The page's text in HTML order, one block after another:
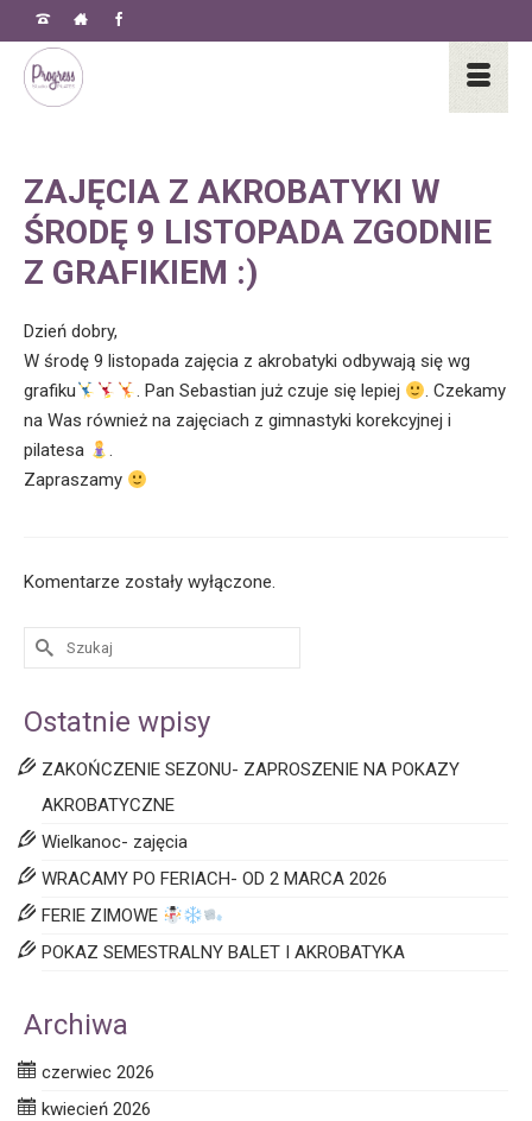
ZAJĘCIA Z AKROBATYKI W
ŚRODĘ 9 LISTOPADA ZGODNIE
Z GRAFIKIEM :)
Dzień dobry,
W środę 9 listopada zajęcia z akrobatyki odbywają się wg
grafiku
. Pan Sebastian już czuje się lepiej
. Czekamy
na Was również na zajęciach z gimnastyki korekcyjnej i
pilatesa
.
Zapraszamy
Komentarze zostały wyłączone.
Ostatnie wpisy
ZAKOŃCZENIE SEZONU- ZAPROSZENIE NA POKAZY
AKROBATYCZNE
Wielkanoc- zajęcia
WRACAMY PO FERIACH- OD 2 MARCA 2026
FERIE ZIMOWE
POKAZ SEMESTRALNY BALET I AKROBATYKA
Archiwa
czerwiec 2026
kwiecień 2026